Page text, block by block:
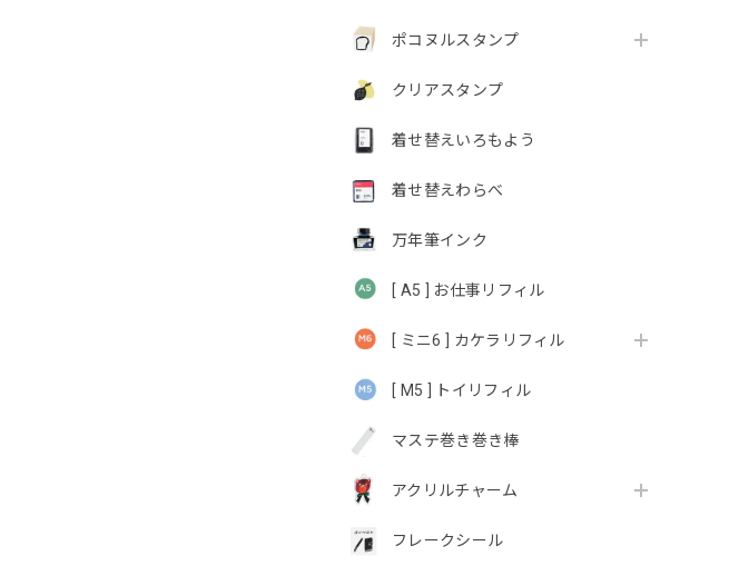
ポコヌルスタンプ
クリアスタンプ
着せ替えいろもよう
着せ替えわらべ
万年筆インク
[ A5 ] お仕事リフィル
[ ミニ6 ] カケラリフィル
[ M5 ] トイリフィル
マステ巻き巻き棒
アクリルチャーム
フレークシール